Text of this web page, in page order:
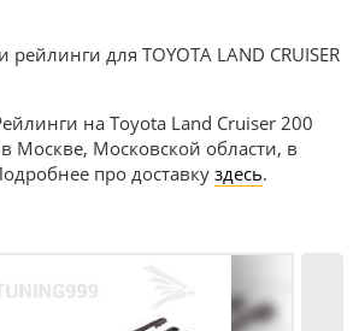
для TOYOTA LAND CRUISER
на Toyota Land Cruiser 200
в Москве, Московской области, в
про доставкуздесь.